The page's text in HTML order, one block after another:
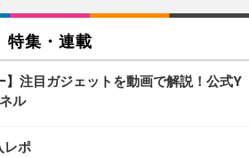
特集・連載
】注目ガジェットを動画で解説！公式Y
ル
レポ